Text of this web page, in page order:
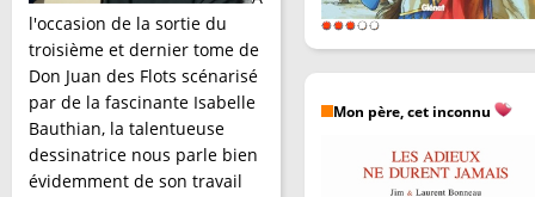
l'occasion de la sortie du
troisième et dernier tome de
Don Juan des Flots scénarisé
par de la fascinante Isabelle
Bauthian, la talentueuse
dessinatrice nous parle bien
évidemment de son travail
Mon père, cet inconnu